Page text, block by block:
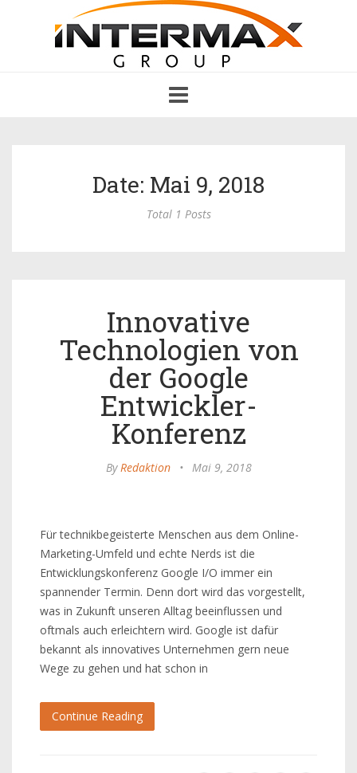
navigation
Date: Mai 9, 2018
Total 1 Posts
Innovative
Technologien von
der Google
Entwickler-
Konferenz
ByRedaktion • Mai 9, 2018
Für technikbegeisterte Menschen aus dem Online-
Marketing-Umfeld und echte Nerds ist die
Entwicklungskonferenz Google I/O immer ein
spannender Termin. Denn dort wird das vorgestellt,
was in Zukunft unseren Alltag beeinflussen und
oftmals auch erleichtern wird. Google ist dafür
bekannt als innovatives Unternehmen gern neue
Wege zu gehen und hat schon in
Continue Reading